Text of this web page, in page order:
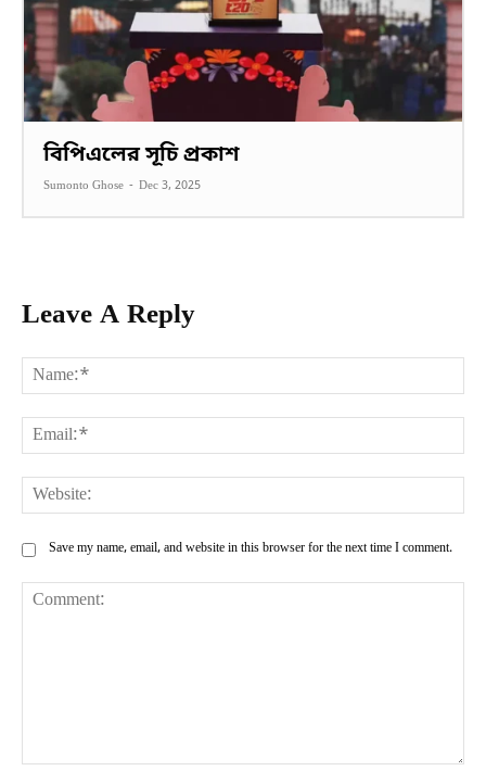
বিপিএলের সূচি প্রকাশ
Sumonto Ghose - Dec 3, 2025
Leave A Reply
Save my name, email, and website in this browser for the next time I comment.